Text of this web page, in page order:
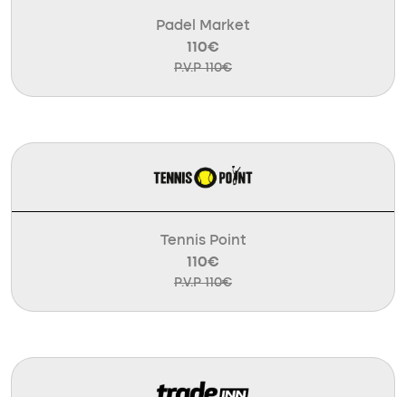
Padel Market
110€
P.V.P 110€
Tennis Point
110€
P.V.P 110€